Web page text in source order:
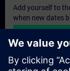
Add yourself to
when new dates